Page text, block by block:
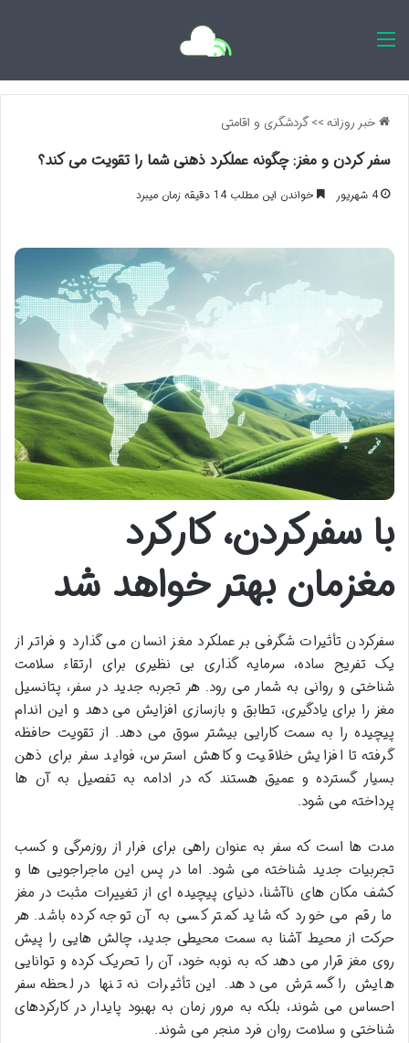
خبر روزانه>>گردشگری و اقامتی
سفر کردن و مغز: چگونه عملکرد ذهنی شما را تقویت می کند؟
4 شهریور خواندن این مطلب 14 دقیقه زمان میبرد
با سفرکردن، کارکرد
مغزمان بهتر خواهد شد
سفرکردن تأثیرات شگرفی بر عملکرد مغز انسان می گذارد و فراتر از
یک تفریح ساده، سرمایه گذاری بی نظیری برای ارتقاء سلامت
شناختی و روانی به شمار می رود. هر تجربه جدید در سفر، پتانسیل
مغز را برای یادگیری، تطابق و بازسازی افزایش می دهد و این اندام
پیچیده را به سمت کارایی بیشتر سوق می دهد. از تقویت حافظه
گرفته تا افزایش خلاقیت و کاهش استرس، فواید سفر برای ذهن
بسیار گسترده و عمیق هستند که در ادامه به تفصیل به آن ها
پرداخته می شود.
مدت ها است که سفر به عنوان راهی برای فرار از روزمرگی و کسب
تجربیات جدید شناخته می شود. اما در پس این ماجراجویی ها و
کشف مکان های ناآشنا، دنیای پیچیده ای از تغییرات مثبت در مغز
ما رقم می خورد که شاید کمتر کسی به آن توجه کرده باشد. هر
حرکت از محیط آشنا به سمت محیطی جدید، چالش هایی را پیش
روی مغز قرار می دهد که به نوبه خود، آن را تحریک کرده و توانایی
هایش را گسترش می دهد. این تأثیرات نه تنها در لحظه سفر
احساس می شوند، بلکه به مرور زمان به بهبود پایدار در کارکردهای
شناختی و سلامت روان فرد منجر می شوند.